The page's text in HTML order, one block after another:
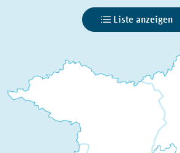
Liste anzeigen